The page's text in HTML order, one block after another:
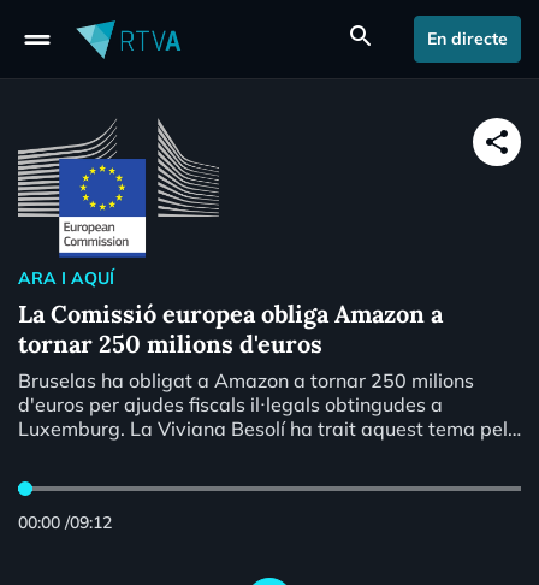
drag_handle search En directe
share
ARA I AQUÍ
La Comissió europea obliga Amazon a
tornar 250 milions d'euros
Bruselas ha obligat a Amazon a tornar 250 milions
d'euros per ajudes fiscals il·legals obtingudes a
Luxemburg. La Viviana Besolí ha trait aquest tema pel
00:00 /09:12